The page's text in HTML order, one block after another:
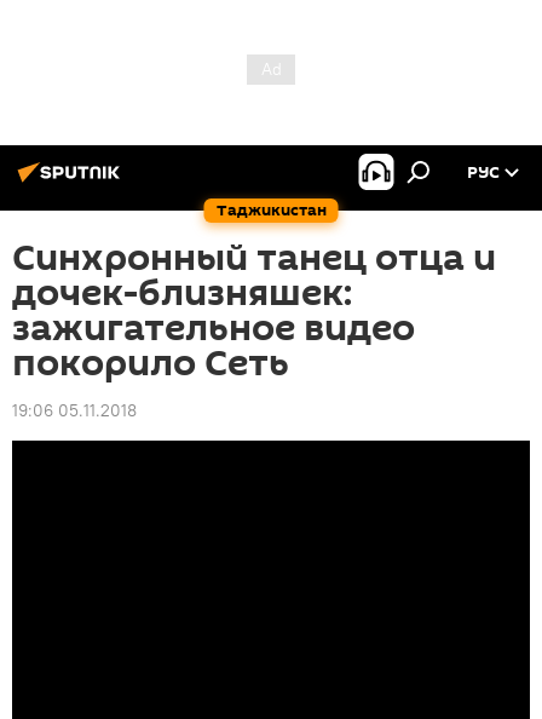
Таджикистан
РУС
Синхронный танец отца и
дочек-близняшек:
зажигательное видео
покорило Сеть
19:06 05.11.2018